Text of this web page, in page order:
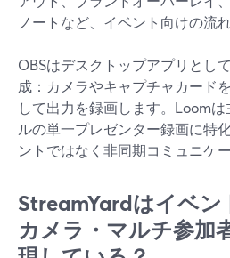
ノートなど、イベント向けの流
OBSはデスクトップアプリとし
成：カメラやキャプチャカード
して出力を録画します。Loom
ルの単一プレゼンター録画に特
ントではなく非同期コミュニケ
StreamYardはイベ
カメラ・マルチ参加